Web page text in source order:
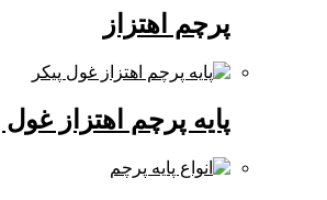
پرچم اهتزاز
پایه پرچم اهتزاز غول پیکر